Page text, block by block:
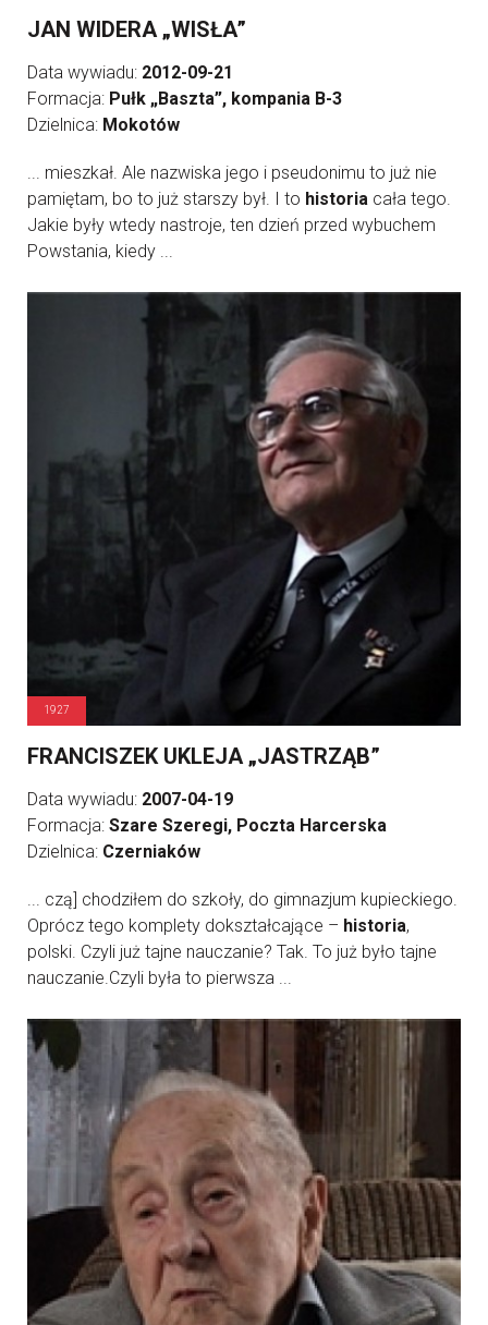
JAN WIDERA „WISŁA”
Data wywiadu: 2012-09-21
Formacja: Pułk „Baszta”, kompania B-3
Dzielnica: Mokotów
... mieszkał. Ale nazwiska jego i pseudonimu to już nie
pamiętam, bo to już starszy był. I to historia cała tego.
Jakie były wtedy nastroje, ten dzień przed wybuchem
Powstania, kiedy ...
1927
FRANCISZEK UKLEJA „JASTRZĄB”
Data wywiadu: 2007-04-19
Formacja: Szare Szeregi, Poczta Harcerska
Dzielnica: Czerniaków
... czą] chodziłem do szkoły, do gimnazjum kupieckiego.
Oprócz tego komplety dokształcające – historia,
polski. Czyli już tajne nauczanie? Tak. To już było tajne
nauczanie.Czyli była to pierwsza ...